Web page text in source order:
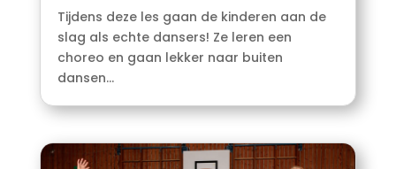
Tijdens deze les gaan de kinderen aan de
slag als echte dansers! Ze leren een
choreo en gaan lekker naar buiten
dansen...